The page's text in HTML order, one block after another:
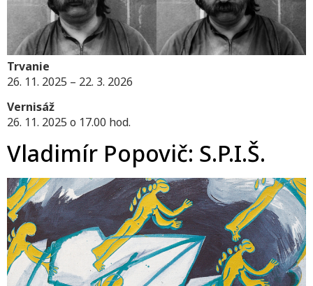
Trvanie
26. 11. 2025 – 22. 3. 2026
Vernisáž
26. 11. 2025 o 17.00 hod.
Vladimír Popovič: S.P.I.Š.